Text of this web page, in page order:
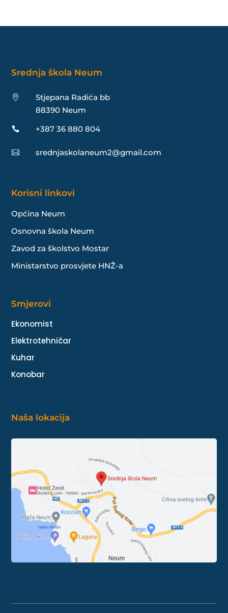
Srednja škola Neum

Stjepana Radića bb
88390 Neum
 +387 36 880 804
 srednjaskolaneum2@gmail.com
Korisni linkovi
Općina Neum
Osnovna škola Neum
Zavod za školstvo Mostar
Ministarstvo prosvjete HNŽ-a
Smjerovi
Ekonomist
Elektrotehničar
Kuhar
Konobar
Naša lokacija